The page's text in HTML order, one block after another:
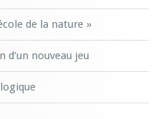
de la nature »
nouveau jeu